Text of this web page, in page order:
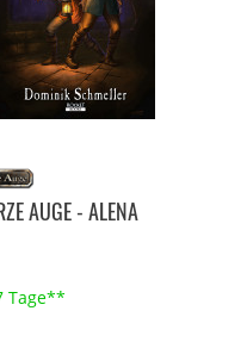
AUGE - ALENA
Tage**